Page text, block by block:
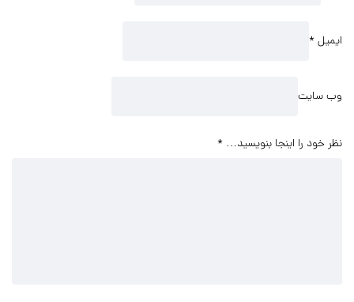
ایمیل*
وب سایت
نظر خود را اینجا بنویسید… *